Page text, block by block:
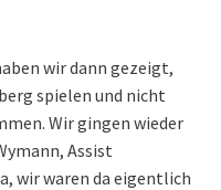
wir dann gezeigt,
spielen und nicht
Wir gingen wieder
Assist
wir waren da eigentlich